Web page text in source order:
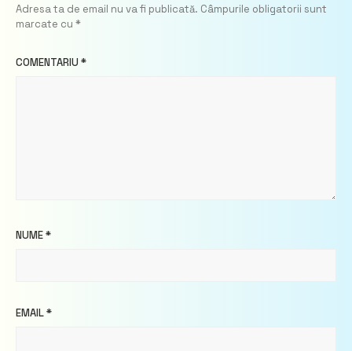
Adresa ta de email nu va fi publicată. Câmpurile obligatorii sunt
marcate cu *
COMENTARIU *
NUME*
EMAIL*